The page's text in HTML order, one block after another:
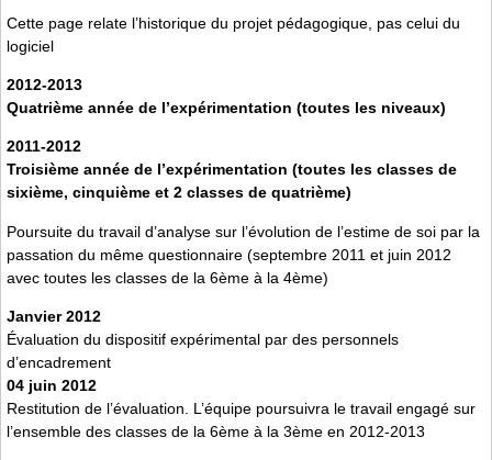
Cette page relate l’historique du projet pédagogique, pas celui du
logiciel
2012-2013
Quatrième année de l’expérimentation (toutes les niveaux)
2011-2012
Troisième année de l’expérimentation (toutes les classes de
sixième, cinquième et 2 classes de quatrième)
Poursuite du travail d’analyse sur l’évolution de l’estime de soi par la
passation du même questionnaire (septembre 2011 et juin 2012
avec toutes les classes de la 6ème à la 4ème)
Janvier 2012
Évaluation du dispositif expérimental par des personnels
d’encadrement
04 juin 2012
Restitution de l’évaluation. L’équipe poursuivra le travail engagé sur
l’ensemble des classes de la 6ème à la 3ème en 2012-2013